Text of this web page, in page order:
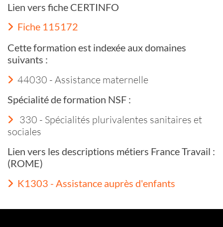
Lien vers fiche CERTINFO
Fiche 115172
Cette formation est indexée aux domaines
suivants :
44030 - Assistance maternelle
Spécialité de formation NSF :
330 - Spécialités plurivalentes sanitaires et
sociales
Lien vers les descriptions métiers France Travail :
(ROME)
K1303 - Assistance auprès d'enfants